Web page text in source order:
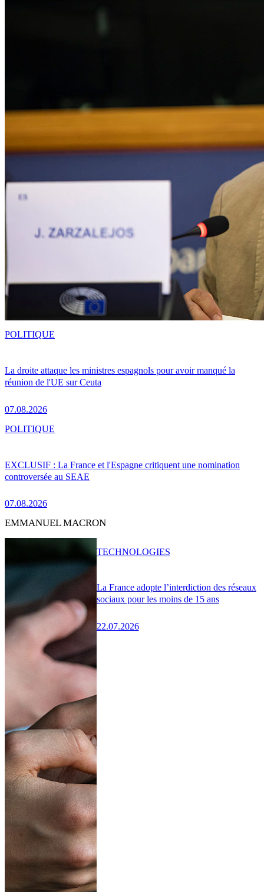
La droite attaque les ministres espagnols pour avoir manqué la
réunion de l'UE sur Ceuta
07.08.2026
POLITIQUE
EXCLUSIF : La France et l'Espagne critiquent une nomination
controversée au SEAE
07.08.2026
POLITIQUE
EMMANUEL MACRON
La France adopte l’interdiction des réseaux
sociaux pour les moins de 15 ans
22.07.2026
TECHNOLOGIES